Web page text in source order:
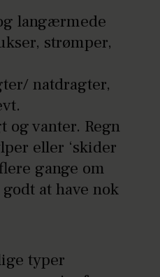
langærmede
strømper,
natdragter,
og vanter. Regn
eller ‘skider
gange om
at have nok
typer